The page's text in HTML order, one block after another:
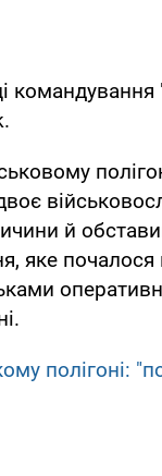
командування
й
яке
полігоні: